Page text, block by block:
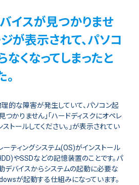
イスが見つかりませ
が表示されて、パソコ
なくなってしまったと
的な障害が発生していて、パソコン起
かりません」「ハードディスクにオペレ
トールしてください。」が表示されてい
ーティングシステム(OS)がインストール
やSSDなどの記憶装置のことです。パ
デバイスからシステムの起動に必要な
が起動する仕組みになっています。